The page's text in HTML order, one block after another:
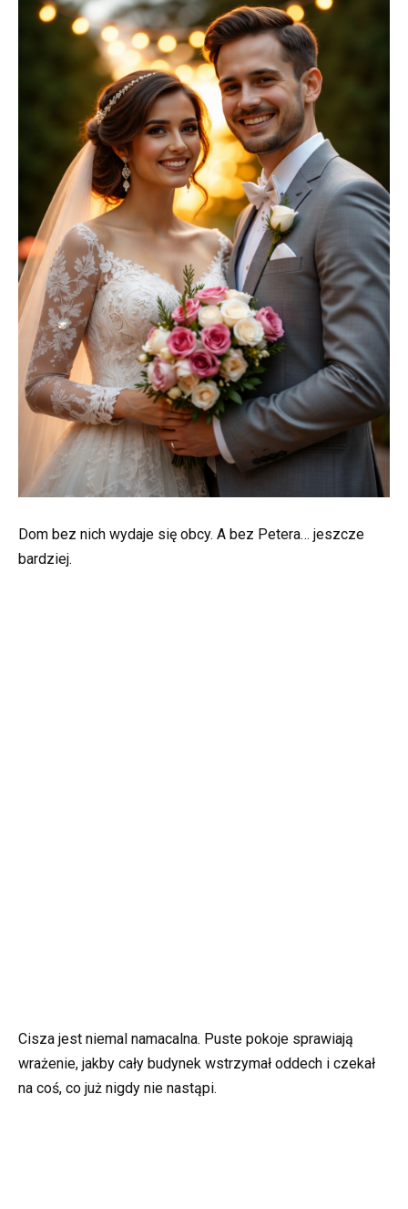
Dom bez nich wydaje się obcy. A bez Petera… jeszcze
bardziej.
Cisza jest niemal namacalna. Puste pokoje sprawiają
wrażenie, jakby cały budynek wstrzymał oddech i czekał
na coś, co już nigdy nie nastąpi.